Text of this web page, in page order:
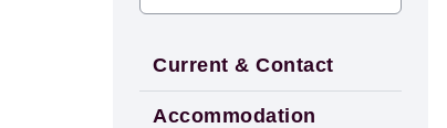
Current & Contact
Accommodation